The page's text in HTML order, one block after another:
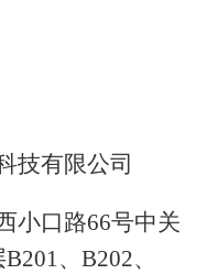
技有限公司
小口路66号中关
、B202、